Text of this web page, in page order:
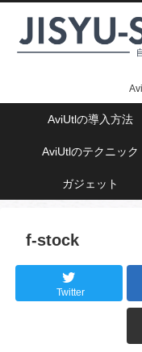
AviUtlの導入方法
AviUtlのテクニック
ガジェット
f-stock
Twitter